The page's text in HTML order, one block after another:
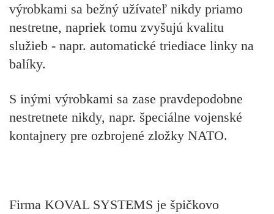
výrobkami sa bežný užívateľ nikdy priamo
nestretne, napriek tomu zvyšujú kvalitu
služieb - napr. automatické triediace linky na
balíky.
S inými výrobkami sa zase pravdepodobne
nestretnete nikdy, napr. špeciálne vojenské
kontajnery pre ozbrojené zložky NATO.
Firma KOVAL SYSTEMS je špičkovo